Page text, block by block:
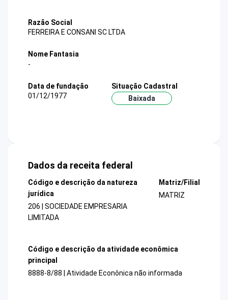
Razão Social
FERREIRA E CONSANI SC LTDA
Nome Fantasia
-
Data de fundação
01/12/1977
Situação Cadastral
Baixada
Dados da receita federal
Código e descrição da natureza
jurídica
206 | SOCIEDADE EMPRESARIA
LIMITADA
Matriz/Filial
MATRIZ
Código e descrição da atividade econômica
principal
8888-8/88 | Atividade Econônica não informada